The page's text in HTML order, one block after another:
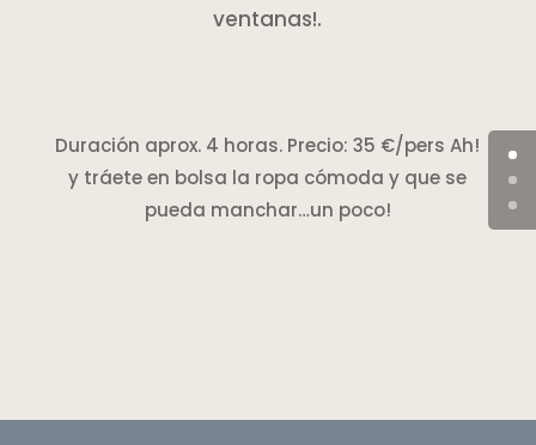
ventanas!.
Duración aprox. 4 horas. Precio: 35 €/pers Ah!
y tráete en bolsa la ropa cómoda y que se
pueda manchar…un poco!